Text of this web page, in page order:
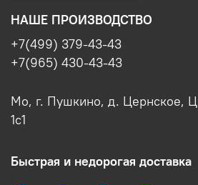
НАШЕ ПРОИЗВОДСТВО
+7(499) 379-43-43
+7(965) 430-43-43
Мо, г. Пушкино, д. Цернское,
1с1
Быстрая и недорогая доставка